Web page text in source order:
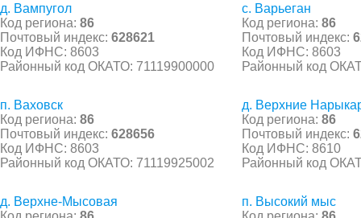
д. Вампугол
Код региона: 86
Почтовый индекс: 628621
Код ИФНС: 8603
Районный код ОКАТО: 71119900000
с. Варьеган
Код региона: 86
Почтовый индекс:
Код ИФНС: 8603
Районный код
п. Ваховск
Код региона: 86
Почтовый индекс: 628656
Код ИФНС: 8603
Районный код ОКАТО: 71119925002
д. Верхние
Код региона: 86
Почтовый индекс:
Код ИФНС: 8610
Районный код
д. Верхне-Мысовая
п. Высокий мыс